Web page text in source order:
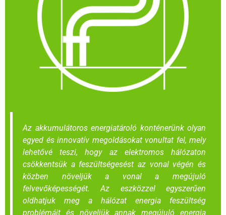
Az akkumulátoros energiatároló konténerünk olyan
egyed és innovatív megoldásokat vonultat fel, mely
lehetővé teszi, hogy az elektromos hálózaton
csökkentsük a feszültségesést az vonal végén és
közben növeljük a vonal a megújuló
felvevőképességét. Az eszközzel egyszerűen
oldhatjuk meg a hálózat energia feszültség
problémáit és növeljük annak megújuló energia